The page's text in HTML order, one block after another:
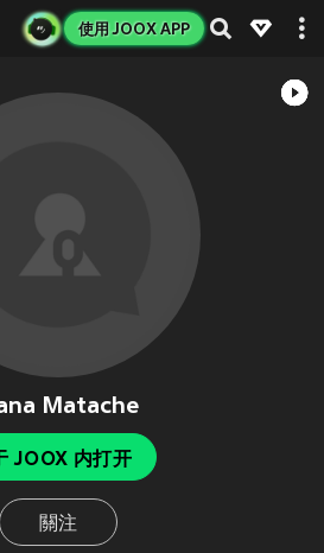
使用 JOOX APP
Matache
JOOX 内打开
關注